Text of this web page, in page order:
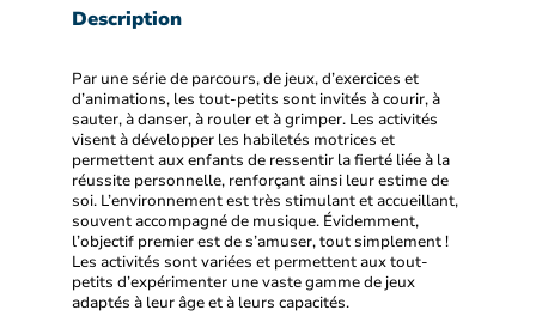
Description
Par une série de parcours, de jeux, d’exercices et
d’animations, les tout-petits sont invités à courir, à
sauter, à danser, à rouler et à grimper. Les activités
visent à développer les habiletés motrices et
permettent aux enfants de ressentir la fierté liée à la
réussite personnelle, renforçant ainsi leur estime de
soi. L’environnement est très stimulant et accueillant,
souvent accompagné de musique. Évidemment,
l’objectif premier est de s’amuser, tout simplement !
Les activités sont variées et permettent aux tout-
petits d’expérimenter une vaste gamme de jeux
adaptés à leur âge et à leurs capacités.